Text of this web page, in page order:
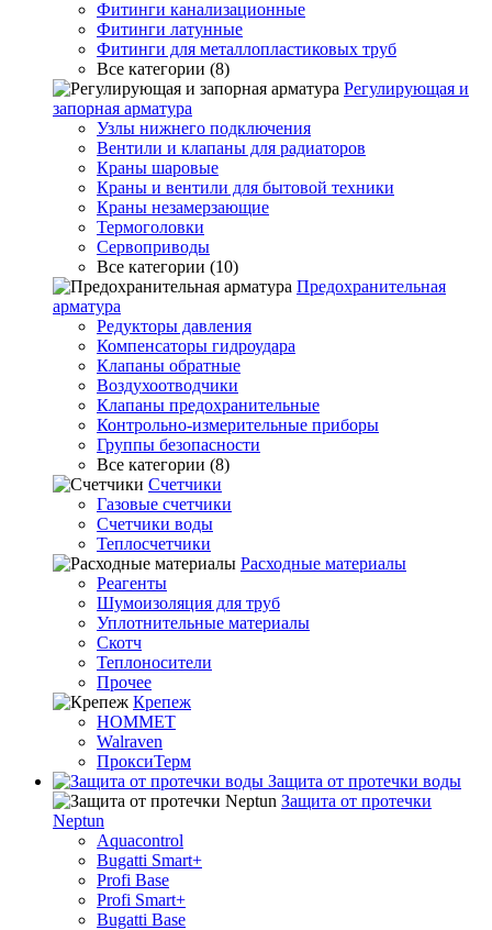
Фитинги канализационные
Фитинги латунные
Фитинги для металлопластиковых труб
Все категории (8)
Регулирующая и
запорная арматура
Узлы нижнего подключения
Вентили и клапаны для радиаторов
Краны шаровые
Краны и вентили для бытовой техники
Краны незамерзающие
Термоголовки
Сервоприводы
Все категории (10)
Предохранительная
арматура
Редукторы давления
Компенсаторы гидроудара
Клапаны обратные
Воздухоотводчики
Клапаны предохранительные
Контрольно-измерительные приборы
Группы безопасности
Все категории (8)
Счетчики
Газовые счетчики
Счетчики воды
Теплосчетчики
Расходные материалы
Реагенты
Шумоизоляция для труб
Уплотнительные материалы
Скотч
Теплоносители
Прочее
Крепеж
HOMMET
Walraven
ПроксиТерм
Защита от протечки воды
Защита от протечки
Neptun
Aquacontrol
Bugatti Smart+
Profi Base
Profi Smart+
Bugatti Base